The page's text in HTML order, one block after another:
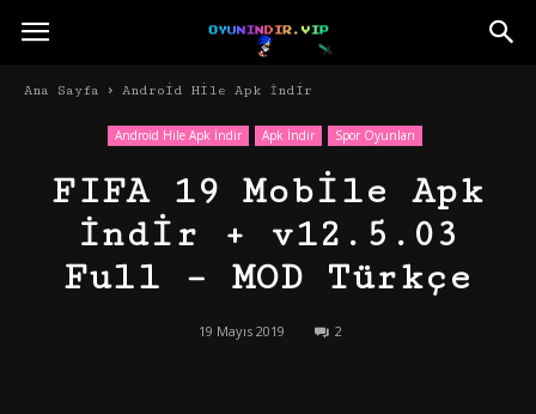
Ana Sayfa Android Hile Apk İndir
Android Hile Apk İndir Apk İndir Spor Oyunları
FIFA 19 Mobile Apk
İndir + v12.5.03
Full – MOD Türkçe
19 Mayıs 2019 2